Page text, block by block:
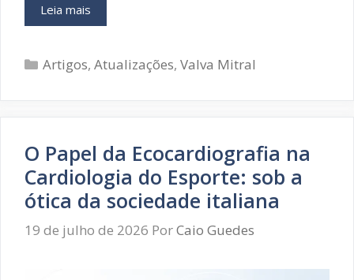
Leia mais
da
Mitral
revisão
artigo
–
DIC
Categorias
Artigos,Atualizações,Valva Mitral
O Papel da Ecocardiografia na
Cardiologia do Esporte: sob a
ótica da sociedade italiana
19 de julho de 2026 PorCaio Guedes